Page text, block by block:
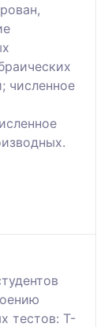
численное
тестов: T-